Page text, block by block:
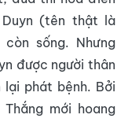
(tên thật là
sống. Nhưng
được người thân
phát bệnh. Bởi
mới hoang